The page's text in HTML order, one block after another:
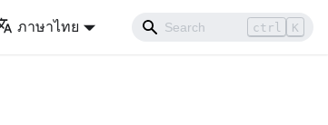
ภาษาไทย ctrl K